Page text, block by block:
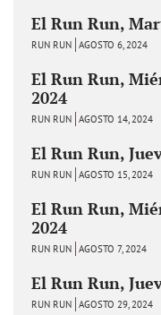
El Run Run,
RUN RUN AGOSTO 6, 2024
El Run Run,
2024
RUN RUN AGOSTO 14, 2024
El Run Run,
RUN RUN AGOSTO 15, 2024
El Run Run,
2024
RUN RUN AGOSTO 7, 2024
El Run Run,
RUN RUN AGOSTO 29, 2024